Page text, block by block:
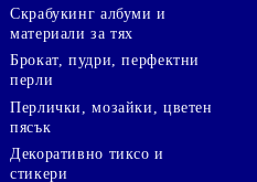
Скрабукинг албуми и
материали за тях
Брокат, пудри, перфектни
перли
Перлички, мозайки, цветен
пясък
Декоративно тиксо и
стикери